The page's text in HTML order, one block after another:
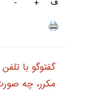
ف
+
-
گفت‏وگو با
مكرر، چه